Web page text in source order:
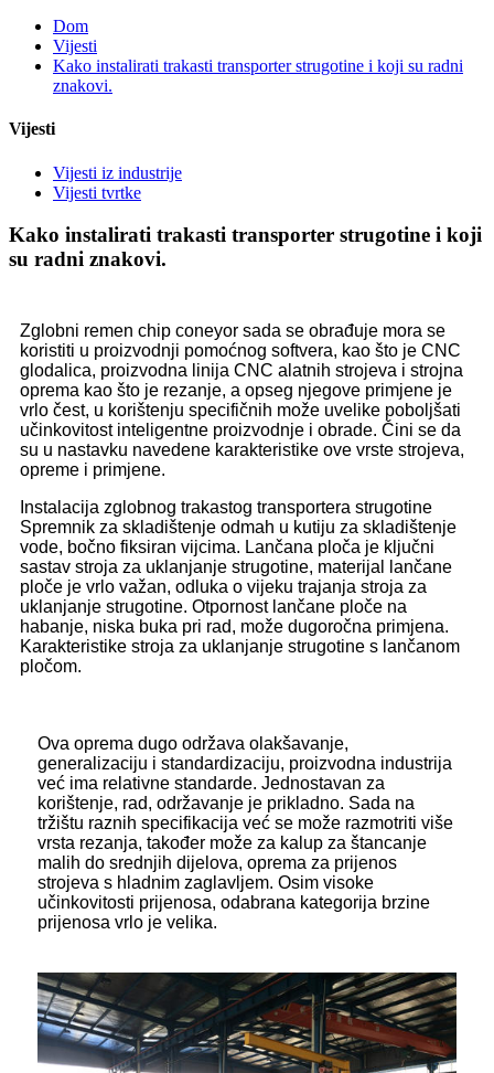
Dom
Vijesti
Kako instalirati trakasti transporter strugotine i koji su radni
znakovi.
Vijesti
Vijesti iz industrije
Vijesti tvrtke
Kako instalirati trakasti transporter strugotine i koji
su radni znakovi.
Zglobni remen chip coneyor sada se obrađuje mora se
koristiti u proizvodnji pomoćnog softvera, kao što je CNC
glodalica, proizvodna linija CNC alatnih strojeva i strojna
oprema kao što je rezanje, a opseg njegove primjene je
vrlo čest, u korištenju specifičnih može uvelike poboljšati
učinkovitost inteligentne proizvodnje i obrade. Čini se da
su u nastavku navedene karakteristike ove vrste strojeva,
opreme i primjene.
Instalacija zglobnog trakastog transportera strugotine
Spremnik za skladištenje odmah u kutiju za skladištenje
vode, bočno fiksiran vijcima. Lančana ploča je ključni
sastav stroja za uklanjanje strugotine, materijal lančane
ploče je vrlo važan, odluka o vijeku trajanja stroja za
uklanjanje strugotine. Otpornost lančane ploče na
habanje, niska buka pri rad, može dugoročna primjena.
Karakteristike stroja za uklanjanje strugotine s lančanom
pločom.
Ova oprema dugo održava olakšavanje,
generalizaciju i standardizaciju, proizvodna industrija
već ima relativne standarde. Jednostavan za
korištenje, rad, održavanje je prikladno. Sada na
tržištu raznih specifikacija već se može razmotriti više
vrsta rezanja, također može za kalup za štancanje
malih do srednjih dijelova, oprema za prijenos
strojeva s hladnim zaglavljem. Osim visoke
učinkovitosti prijenosa, odabrana kategorija brzine
prijenosa vrlo je velika.